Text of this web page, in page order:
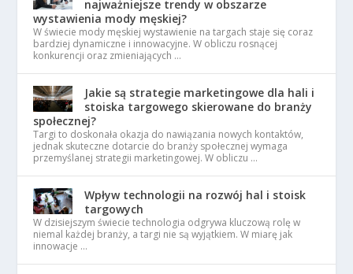
najważniejsze trendy w obszarze
wystawienia mody męskiej?
W świecie mody męskiej wystawienie na targach staje się coraz
bardziej dynamiczne i innowacyjne. W obliczu rosnącej
konkurencji oraz zmieniających …
Jakie są strategie marketingowe dla hali i
stoiska targowego skierowane do branży
społecznej?
Targi to doskonała okazja do nawiązania nowych kontaktów,
jednak skuteczne dotarcie do branży społecznej wymaga
przemyślanej strategii marketingowej. W obliczu …
Wpływ technologii na rozwój hal i stoisk
targowych
W dzisiejszym świecie technologia odgrywa kluczową rolę w
niemal każdej branży, a targi nie są wyjątkiem. W miarę jak
innowacje …